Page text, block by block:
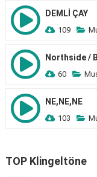
DEMLİ ÇAY
109
Northside /
60
NE,NE,NE
103
TOP Klingeltöne